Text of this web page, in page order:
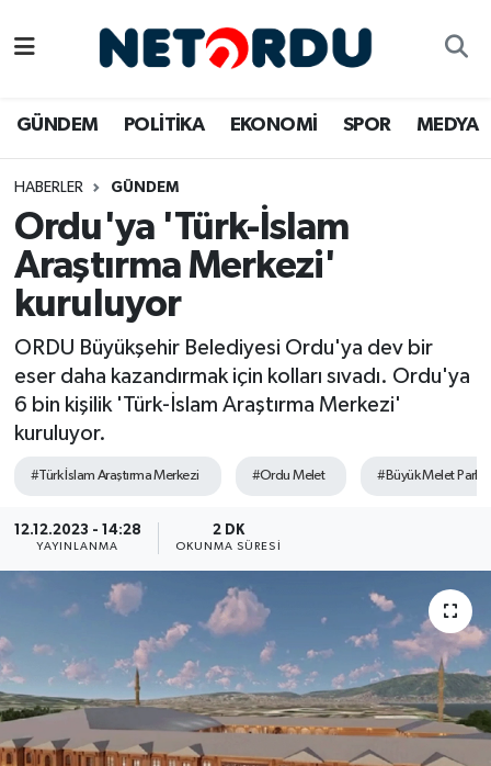
GÜNDEM POLİTİKA EKONOMİ SPOR MEDYA
HABERLER GÜNDEM
Ordu'ya 'Türk-İslam
Araştırma Merkezi'
kuruluyor
ORDU Büyükşehir Belediyesi Ordu'ya dev bir
eser daha kazandırmak için kolları sıvadı. Ordu'ya
6 bin kişilik 'Türk-İslam Araştırma Merkezi'
kuruluyor.
#Türk İslam Araştırma Merkezi #Ordu Melet #Büyük Melet Park
12.12.2023 - 14:28
YAYINLANMA
2 DK
OKUNMA SÜRESI
DÜNYA
EĞİTİM
EKONOMİ
EMLAK
GÜNDEM
İNSAN
KADIN
KULTUR-SANAT
MAGAZİN
MEDYA
OTOMOBİL
Namaz Vakitleri
Trafik Durumu
Süper Lig Puan Durumu ve Fikstür
Tüm Manşetler
Son Dakika Haberleri
Haber Arşivi